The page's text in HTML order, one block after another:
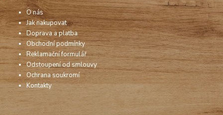
O nás
Jak nakupovat
Doprava a platba
Obchodní podmínky
Reklamační formulář
Odstoupení od smlouvy
Ochrana soukromí
Kontakty